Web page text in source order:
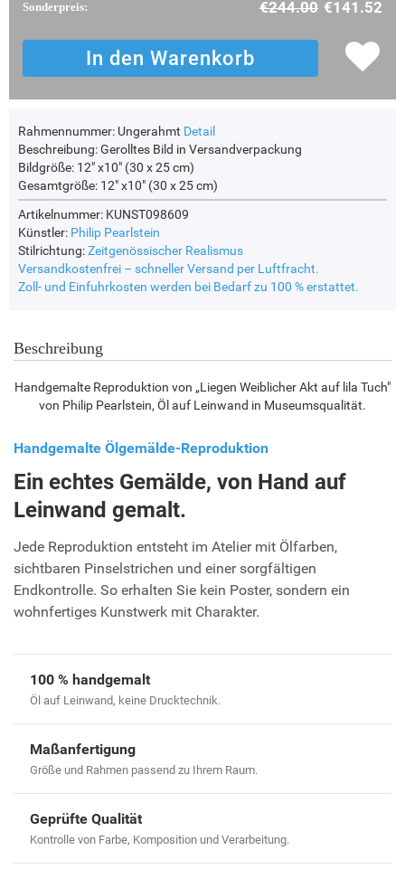
Sonderpreis: €244.00 €141.52
Rahmennummer: Ungerahmt Detail
Beschreibung:Gerolltes Bild in Versandverpackung
Bildgröße: 12" x10" (30 x 25 cm)
Gesamtgröße: 12" x10" (30 x 25 cm)
Artikelnummer: KUNST098609
Künstler: Philip Pearlstein
Stilrichtung:Zeitgenössischer Realismus
Versandkostenfrei – schneller Versand per Luftfracht.
Zoll- und Einfuhrkosten werden bei Bedarf zu 100 % erstattet.
Beschreibung
Handgemalte Reproduktion von „Liegen Weiblicher Akt auf lila Tuch"
von Philip Pearlstein, Öl auf Leinwand in Museumsqualität.
Handgemalte Ölgemälde-Reproduktion
Ein echtes Gemälde, von Hand auf
Leinwand gemalt.
Jede Reproduktion entsteht im Atelier mit Ölfarben,
sichtbaren Pinselstrichen und einer sorgfältigen
Endkontrolle. So erhalten Sie kein Poster, sondern ein
wohnfertiges Kunstwerk mit Charakter.
100 % handgemalt
Öl auf Leinwand, keine Drucktechnik.
Maßanfertigung
Größe und Rahmen passend zu Ihrem Raum.
Geprüfte Qualität
Kontrolle von Farbe, Komposition und Verarbeitung.